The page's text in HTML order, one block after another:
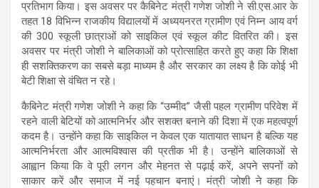
A
p
p
o
o
k
a
m
प्रतिभाग किया। इस अवसर पर कैबिनेट मंत्री गणेश जोशी ने सी.एस.आर के
तहत 18 विभिन्न राजकीय विद्यालयों में अध्ययनरत ग्रामीण एवं निम्न आय वर्ग
की 300 स्कूली छात्राओं को साइकिल एवं स्कूल कीट वितरित की। इस
अवसर पर मंत्री जोशी ने बालिकाओं को प्रोत्साहित करते हुए कहा कि शिक्षा
ही सशक्तिकरण का सबसे बड़ा माध्यम है और सरकार का लक्ष्य है कि कोई भी
बेटी शिक्षा से वंचित न रहे।
कैबिनेट मंत्री गणेश जोशी ने कहा कि “उम्मीद” जैसी पहल ग्रामीण परिवेश में
रहने वाली बेटियों को आत्मनिर्भर और सशक्त बनाने की दिशा में एक महत्वपूर्ण
कदम है। उन्होंने कहा कि साइकिल न केवल एक यातायात साधन है बल्कि यह
आत्मनिर्भरता और आत्मविश्वास की प्रतीक भी है। उन्होंने बालिकाओं से
आह्वान किया कि वे पूरी लगन और मेहनत से पढ़ाई करें, अपने सपनों को
साकार करें और समाज में नई पहचान बनाएं। मंत्री जोशी ने कहा कि